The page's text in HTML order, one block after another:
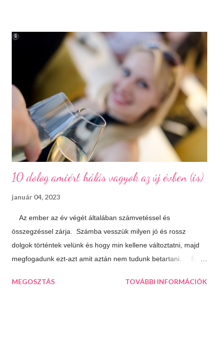
lakott, bővelkedik régészeti feltárásokban és kincsekben,
melyeket a város a mai napig lelkiismeretesen ápol és büszkén
meg is mutat a világnak. A százhalom előtag a település
határában húzódó halomsírokra utal, melyeket ma is meg lehet
tekinteni a régészeti parkban. De még mielőtt ide eljutnánk,
érdemes megállni a gyönyörűen felújított főtéren, ahol a
Makovecz Imre által tervezett Szent István Templom magas...
10 dolog amiért hálás vagyok az új évben (is)
január 04, 2023
Az ember az év végét általában számvetéssel és
összegzéssel zárja. Számba vesszük milyen jó és rossz
dolgok történtek velünk és hogy min kellene változtatni, majd
megfogadunk ezt-azt amit aztán nem tudunk betartani. Én
Nem agyalok a múlton, azon már úgysem tudok változtatni,
MEGOSZTÁS TOVÁBBI INFORMÁCIÓK